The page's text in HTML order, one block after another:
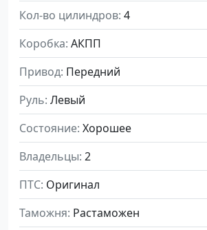
Кол-во цилиндров 4
Коробка АКПП
Привод Передний
Руль Левый
Состояние Хорошее
Владельцы 2
ПТС Оригинал
Таможня Растаможен